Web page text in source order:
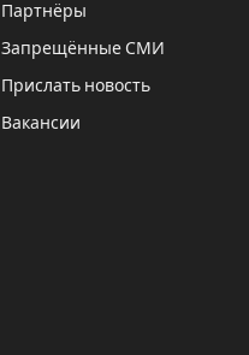
Партнёры
Запрещённые СМИ
Прислать новость
Вакансии